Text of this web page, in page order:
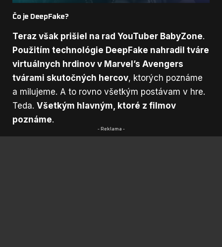
Čo je DeepFake?
Teraz však prišiel na rad YouTuber BabyZone.
Použitím technológie DeepFake nahradil tváre
virtuálnych hrdinov v Marvel’s Avengers
tvárami skutočných hercov, ktorých poznáme
a milujeme. A to rovno všetkým postávam v hre.
Teda. Všetkým hlavným, ktoré z filmov
poznáme.
- Reklama -